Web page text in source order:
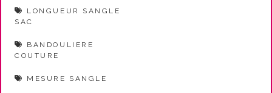
LONGUEUR SANGLE
SAC
BANDOULIERE
COUTURE
MESURE SANGLE